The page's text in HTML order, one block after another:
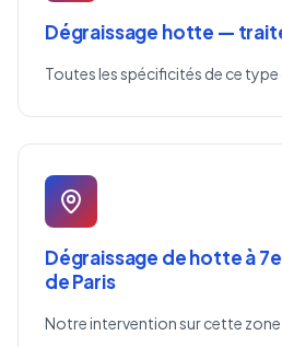
Dégraissage hotte —
Toutes les spécificités de ce
Dégraissage de hotte à
de Paris
Notre intervention sur cette